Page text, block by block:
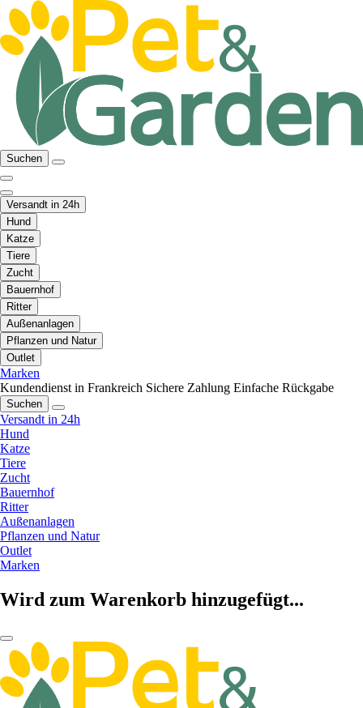
Suchen
Versandt in 24h
Hund
Katze
Tiere
Zucht
Bauernhof
Ritter
Außenanlagen
Pflanzen und Natur
Outlet
Marken
Kundendienst in Frankreich Sichere Zahlung Einfache Rückgabe
Suchen
Versandt in 24h
Hund
Katze
Tiere
Zucht
Bauernhof
Ritter
Außenanlagen
Pflanzen und Natur
Outlet
Marken
Wird zum Warenkorb hinzugefügt...